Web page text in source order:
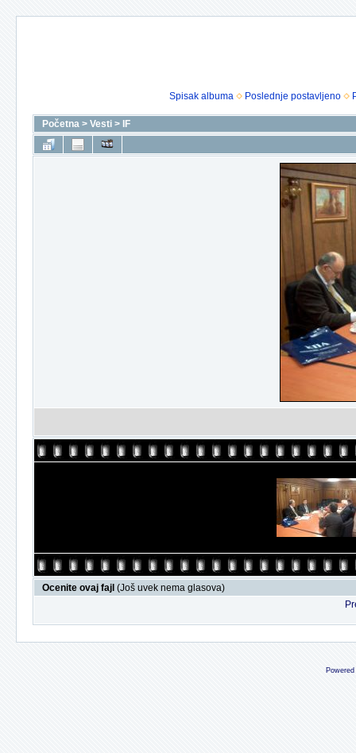
Spisak albuma Poslednje postavljeno
Početna > Vesti > IF
Ocenite ovaj fajl (Još uvek nema glasova)